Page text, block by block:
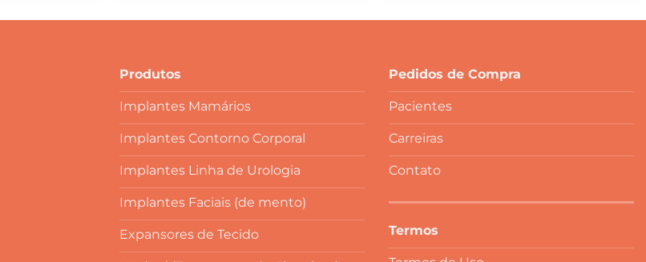
Produtos
Implantes Mamários
Implantes Contorno Corporal
Implantes Linha de Urologia
Implantes Faciais (de mento)
Expansores de Tecido
Pedidos de Compra
Pacientes
Carreiras
Contato
Termos